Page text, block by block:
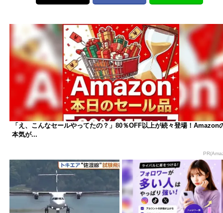
「え、こんなセールやってたの？」80％OFF以上が続々登場！Amazon
本気が...